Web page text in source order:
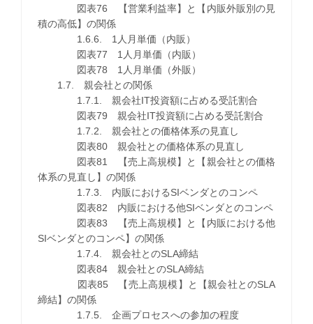
図表76 【営業利益率】と【内販外販別の見
積の高低】の関係
1.6.6. 1人月単価（内販）
図表77 1人月単価（内販）
図表78 1人月単価（外販）
1.7. 親会社との関係
1.7.1. 親会社IT投資額に占める受託割合
図表79 親会社IT投資額に占める受託割合
1.7.2. 親会社との価格体系の見直し
図表80 親会社との価格体系の見直し
図表81 【売上高規模】と【親会社との価格
体系の見直し】の関係
1.7.3. 内販におけるSIベンダとのコンペ
図表82 内販における他SIベンダとのコンペ
図表83 【売上高規模】と【内販における他
SIベンダとのコンペ】の関係
1.7.4. 親会社とのSLA締結
図表84 親会社とのSLA締結
図表85 【売上高規模】と【親会社とのSLA
締結】の関係
1.7.5. 企画プロセスへの参加の程度